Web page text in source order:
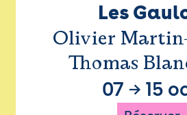
Les
Olivier
Thomas
07 → 15